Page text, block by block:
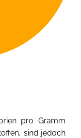
pro Gramm
sind jedoch